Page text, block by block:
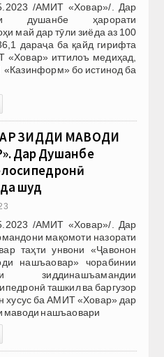
/АМИТ «Ховар»/. Дар
душанбе ҳарорати
май дар тӯли зиёда аз 100
дараҷа ба қайд гирифта
иттилоъ медиҳад,
«Казинформ» бо истинод ба
ЗИДДИ МАВОДИ
Дар Душанбе
шуд
/АМИТ «Ховар»/. Дар
мақомоти назорати
таҳти унвони «Ҷавонон
нашъаовар» чорабинии
зиддинашъамандии
ташкил ва баргузор
хусус ба АМИТ «Ховар» дар
маводи нашъаовари